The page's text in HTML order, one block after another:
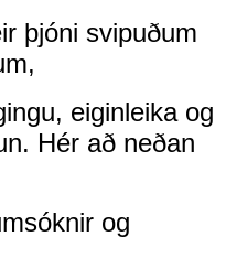
þjóni svipuðum
eiginleika og
Hér að neðan
og